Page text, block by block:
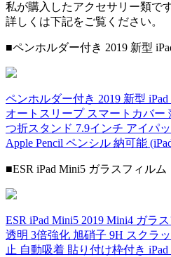
私が購入したアクセサリー類です
詳しくは下記をご覧ください。
■ペンホルダー付き 2019 新型
ペンホルダー付き 2019 新型 iPad
オートスリープ スマートカバー
つ折スタンド 7.9インチ アイパ
Apple Pencil ペンシル 納可能
■ESR iPad Mini5 ガラスフィルム
ESR iPad Mini5 2019 Mini4 ガラ
透明 3倍強化 旭硝子 9H スクラ
止 自動吸着 貼り付け枠付き